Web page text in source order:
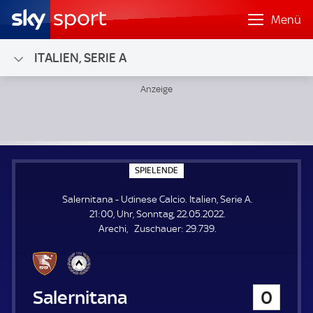
Menü
ITALIEN, SERIE A
SPIELENDE
P
E
L
E
N
Salernitana - Udinese Calcio. Italien, Serie A.
21:00, Uhr, Sonntag, 22.05.2022.
Arechi
Zuschauer: Z
29.739.
Salernitana
0